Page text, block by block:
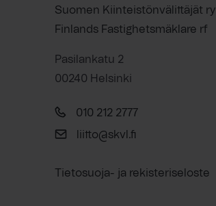
Suomen Kiinteistönvälittäjät ry
Finlands Fastighetsmäklare rf
Pasilankatu 2
00240 Helsinki
010 212 2777
liitto@skvl.fi
Tietosuoja- ja rekisteriseloste